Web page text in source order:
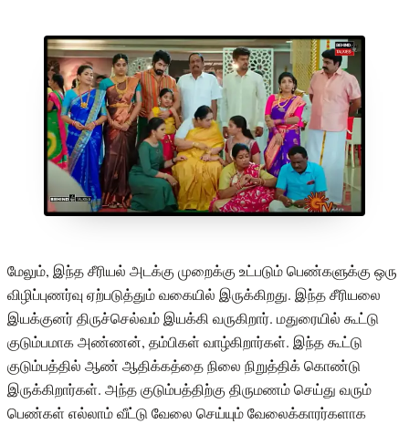
மேலும், இந்த சீரியல் அடக்கு முறைக்கு உட்படும் பெண்களுக்கு ஒரு
விழிப்புணர்வு ஏற்படுத்தும் வகையில் இருக்கிறது. இந்த சீரியலை
இயக்குனர் திருச்செல்வம் இயக்கி வருகிறார். மதுரையில் கூட்டு
குடும்பமாக அண்ணன், தம்பிகள் வாழ்கிறார்கள். இந்த கூட்டு
குடும்பத்தில் ஆண் ஆதிக்கத்தை நிலை நிறுத்திக் கொண்டு
இருக்கிறார்கள். அந்த குடும்பத்திற்கு திருமணம் செய்து வரும்
பெண்கள் எல்லாம் வீட்டு வேலை செய்யும் வேலைக்காரர்களாக